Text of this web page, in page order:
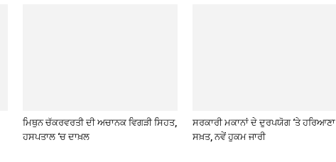
ਮਿਥੁਨ ਚੱਕਰਵਰਤੀ ਦੀ ਅਚਾਨਕ ਵਿਗੜੀ ਸਿਹਤ,
ਹਸਪਤਾਲ ‘ਚ ਦਾਖ਼ਲ
ਸਰਕਾਰੀ ਮਕਾਨਾਂ ਦੇ ਦੁਰਪਯੋਗ ‘ਤੇ ਹਰਿਆਣਾ
ਸਖ਼ਤ, ਨਵੇਂ ਹੁਕਮ ਜਾਰੀ